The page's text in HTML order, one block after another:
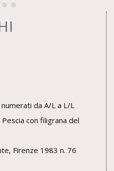
da A/L a L/L
con filigrana del
Firenze 1983 n. 76